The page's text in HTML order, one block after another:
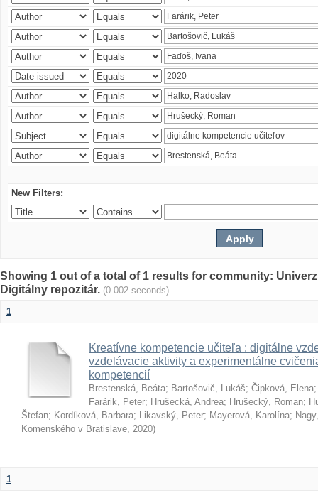
New Filters:
Showing 1 out of a total of 1 results for community:
Digitálny repozitár. (0.002 seconds)
1
Kreatívne kompetencie učiteľa : digitálne
vzdelávacie aktivity a experimentálne
kompetencií
Brestenská, Beáta; Bartošovič, Lukáš; Čipková, Elena
Farárik, Peter; Hrušecká, Andrea; Hrušecký, Roman;
Štefan; Kordíková, Barbara; Likavský, Peter; Mayerová, Karolína;
Komenského v Bratislave, 2020)
1